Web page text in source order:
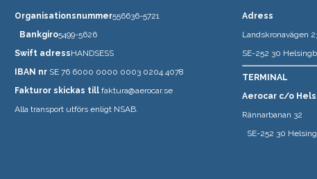
Organisationsnummer556636-5721
Bankgiro5499-5626
Swift adressHANDSESS
IBAN nr SE 76 6000 0000 0003 0204 4078
Fakturor skickas till faktura@aerocar.se
Alla transport utförs enligt NSAB.
Adress
Landskronavägen
SE-252 30
TERMINAL
Aerocar c/o
Rännarbanan 32
SE-252 30